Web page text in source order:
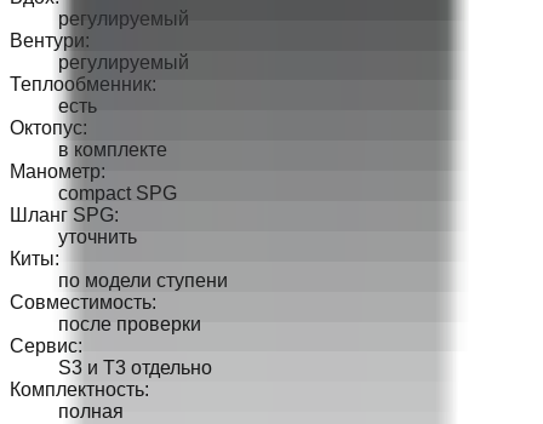
регулируемый
Вентури:
регулируемый
Теплообменник:
есть
Октопус:
в комплекте
Манометр:
compact SPG
Шланг SPG:
уточнить
Киты:
по модели ступени
Совместимость:
после проверки
Сервис:
S3 и T3 отдельно
Комплектность:
полная